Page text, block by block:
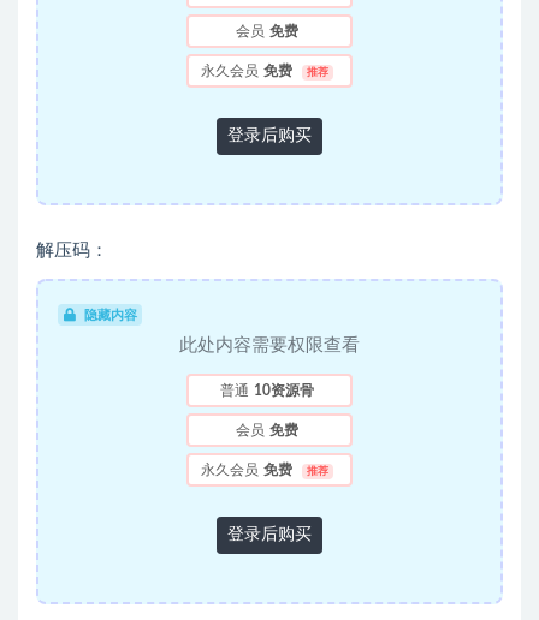
会员 免费
永久会员 免费 推荐
登录后购买
解压码：
隐藏内容
此处内容需要权限查看
普通 10资源骨
会员 免费
永久会员 免费 推荐
登录后购买